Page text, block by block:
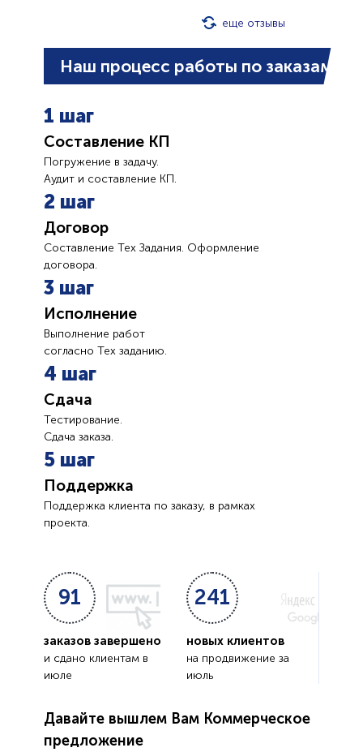
еще отзывы
Наш процесс работы по заказам
1 шаг
Составление КП
Погружение в задачу.
Аудит и составление КП.
2 шаг
Договор
Составление Тех Задания. Оформление
договора.
3 шаг
Исполнение
Выполнение работ
согласно Тех заданию.
4 шаг
Сдача
Тестирование.
Сдача заказа.
5 шаг
Поддержка
Поддержка клиента по заказу, в рамках
проекта.
91
заказов завершено
и сдано клиентам в
июле
241
новых клиентов
на продвижение за
июль
Давайте вышлем Вам Коммерческое
предложение